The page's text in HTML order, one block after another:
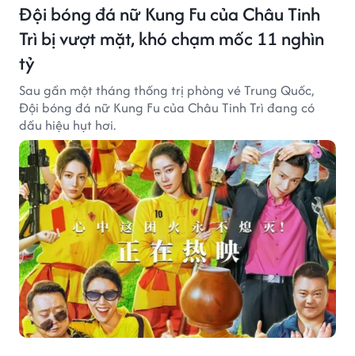
Đội bóng đá nữ Kung Fu của Châu Tinh
Trì bị vượt mặt, khó chạm mốc 11 nghìn
tỷ
Sau gần một tháng thống trị phòng vé Trung Quốc,
Đội bóng đá nữ Kung Fu của Châu Tinh Trì đang có
dấu hiệu hụt hơi.